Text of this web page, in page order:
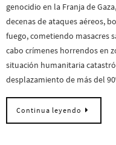
genocidio en la Franja de
decenas de ataques aéreos,
fuego, cometiendo masacres
cabo crímenes horrendos en
situación humanitaria
desplazamiento de más del
Continua leyendo